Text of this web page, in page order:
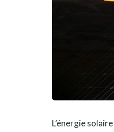
L’énergie